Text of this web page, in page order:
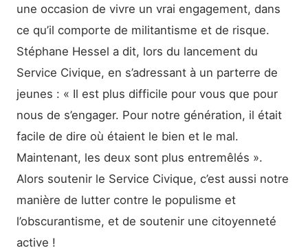
une occasion de vivre un vrai engagement, dans
ce qu’il comporte de militantisme et de risque.
Stéphane Hessel a dit, lors du lancement du
Service Civique, en s’adressant à un parterre de
jeunes : « Il est plus difficile pour vous que pour
nous de s’engager. Pour notre génération, il était
facile de dire où étaient le bien et le mal.
Maintenant, les deux sont plus entremêlés ».
Alors soutenir le Service Civique, c’est aussi notre
manière de lutter contre le populisme et
l’obscurantisme, et de soutenir une citoyenneté
active !